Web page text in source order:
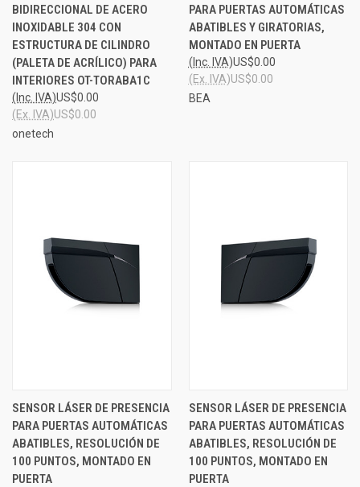
BIDIRECCIONAL DE ACERO
INOXIDABLE 304 CON
ESTRUCTURA DE CILINDRO
(PALETA DE ACRÍLICO) PARA
INTERIORES OT-TORABA1C
US$0.00
(Inc. IVA)
US$0.00
(Ex. IVA)
onetech
PARA PUERTAS AUTOMÁTICAS
ABATIBLES Y GIRATORIAS,
MONTADO EN PUERTA
US$0.00
(Inc. IVA)
US$0.00
(Ex. IVA)
BEA
SENSOR LÁSER DE PRESENCIA
PARA PUERTAS AUTOMÁTICAS
ABATIBLES, RESOLUCIÓN DE
100 PUNTOS, MONTADO EN
PUERTA
SENSOR LÁSER DE PRESENCIA
PARA PUERTAS AUTOMÁTICAS
ABATIBLES, RESOLUCIÓN DE
100 PUNTOS, MONTADO EN
PUERTA